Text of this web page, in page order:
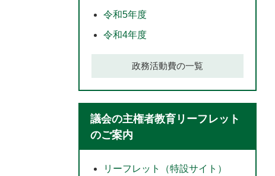
令和5年度
令和4年度
政務活動費の一覧
議会の主権者教育リーフレット
のご案内
リーフレット（特設サイト）